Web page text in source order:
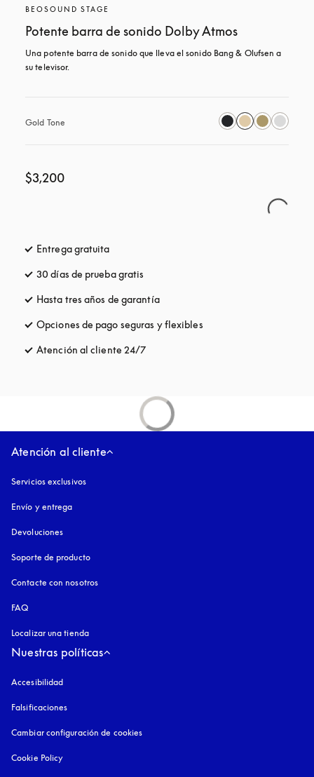
BEOSOUND STAGE
Potente barra de sonido Dolby Atmos
Una potente barra de sonido que lleva el sonido Bang & Olufsen a
su televisor.
Gold Tone
$3,200
Entrega gratuita
30 días de prueba gratis
Hasta tres años de garantíaapertura en una pestaña nueva
Opciones de pago seguras y flexibles
Atención al cliente 24/7
Atención al cliente
Servicios exclusivos
Envío y entrega
Devoluciones
Soporte de producto
Contacte con nosotros
FAQ
Localizar una tienda
Nuestras políticas
Accesibilidad
Falsificaciones
Cambiar configuración de cookies
Cookie Policy